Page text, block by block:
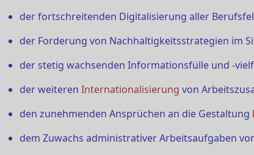
der fortschreitenden Digitalisierung aller
der Forderung von Nachhaltigkeitsstrategien im
der stetig wachsenden Informationsfülle und -
der weiteren Internationalisierung von
den zunehmenden Ansprüchen an die Gestaltung
dem Zuwachs administrativer Arbeitsaufgaben